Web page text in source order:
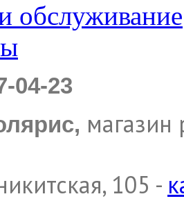
обслуживание
04-23
магазин
105 -